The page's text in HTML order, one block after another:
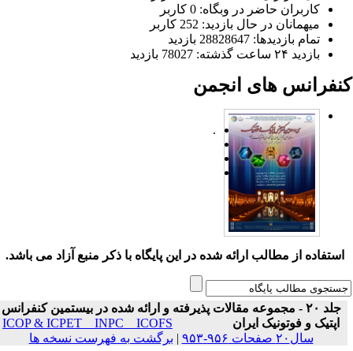
کاربران حاضر در وبگاه: 0 کاربر
میهمانان در حال بازدید: 252 کاربر
تمام بازدید‌ها: 28828647 بازدید
بازدید ۲۴ ساعت گذشته: 78027 بازدید
های انجمن
.
استفاده از مطالب ارائه شده در این پایگاه با ذکر منبع آزاد می باشد.
جلد ۲۰ - مجموعه مقالات پذیرفته و ارائه شده در بیستمین کنفرانس
اپتیک و فوتونیک ایران
ICOP & ICPET _ INPC _ ICOFS
سال۲۰ صفحات ۹۵۶-۹۵۳
|برگشت به فهرست نسخه ها